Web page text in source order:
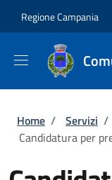
Regione Campania
Briciole
Home / Servizi /
Candidatura per